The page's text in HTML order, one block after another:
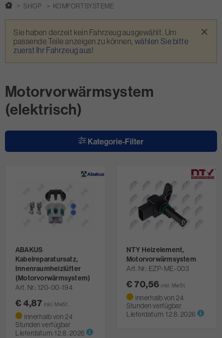
SHOP KOMFORTSYSTEME
Warnmeldung
Sie haben derzeit kein Fahrzeug ausgewählt. Um
passende Teile anzeigen zu können, wählen Sie bitte
zuerst Ihr Fahrzeug aus!
×
Motorvorwärmsystem
(elektrisch)
Kategorie-Filter
ABAKUS
Kabelreparatursatz,
Innenraumheizlüfter
(Motorvorwärmsystem)
Art. Nr. 120-00-194
€ 4,87 inkl. MwSt.
innerhalb von 24
Stunden verfügbar
Lieferdatum: 12.8. 2026
NTY Heizelement,
Motorvorwärmsystem
Art. Nr. EZP-ME-003
€ 70,56inkl. MwSt.
innerhalb von 24
Stunden verfügbar
Lieferdatum: 12.8. 2026